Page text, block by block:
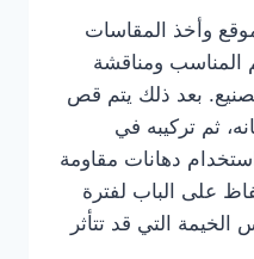
وأخذ المقاسات
المناسب ومناقشة
بعد ذلك يتم قص
ثم تركيبه في
دهانات مقاومة
على الباب لفترة
التي قد تتأثر